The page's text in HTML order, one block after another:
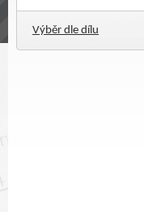
Výběr dle dílu